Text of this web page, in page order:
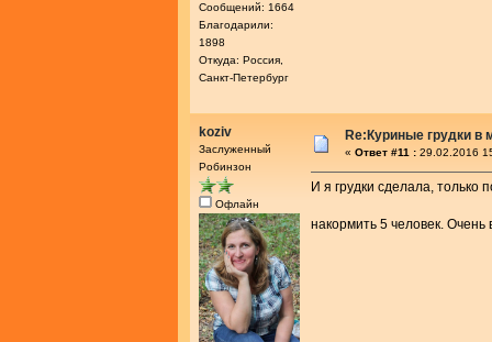
Сообщений: 1664
Благодарили:
1898
Откуда: Россия,
Санкт-Петербург
koziv
Заслуженный
Робинзон
Офлайн
Re:Куриные грудки в
« Ответ #11 : 29.02.2016
И я грудки сделала, только
накормить 5 человек. Очень